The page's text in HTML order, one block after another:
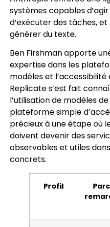
systèmes capables
d’exécuter des tâches,
générer du texte.
Ben Firshman apporte
expertise dans les
modèles et l’accessibilité
Replicate s’est fait
l’utilisation de modèles
plateforme simple
précieux à une étape où
doivent devenir des
observables et utiles
concrets.
Profil